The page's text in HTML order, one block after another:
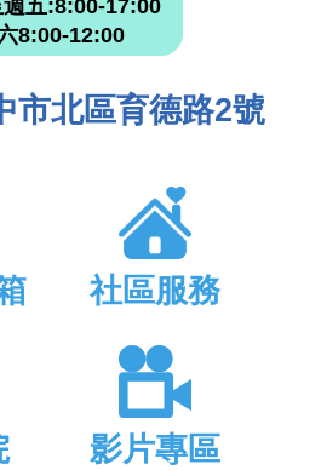
五:8:00-17:00
8:00-12:00
市北區育德路2號
社區服務
影片專區